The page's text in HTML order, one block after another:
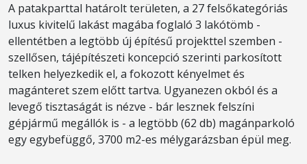
A patakparttal határolt területen, a 27 felsőkategóriás
luxus kivitelű lakást magába foglaló 3 lakótömb -
ellentétben a legtöbb új építésű projekttel szemben -
szellősen, tájépítészeti koncepció szerinti parkosított
telken helyezkedik el, a fokozott kényelmet és
magánteret szem előtt tartva. Ugyanezen okból és a
levegő tisztaságát is nézve - bár lesznek felszíni
gépjármű megállók is - a legtöbb (62 db) magánparkoló
egy egybefüggő, 3700 m2-es mélygarázsban épül meg.